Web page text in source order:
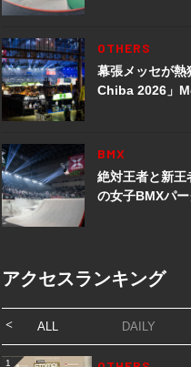
ダル獲得など
OTHERS
幕張メッセが熱
Chiba 2026」
BMX
絶対王者と新王
の女子BMXパ
アクセスランキング
ALL DAILY
1